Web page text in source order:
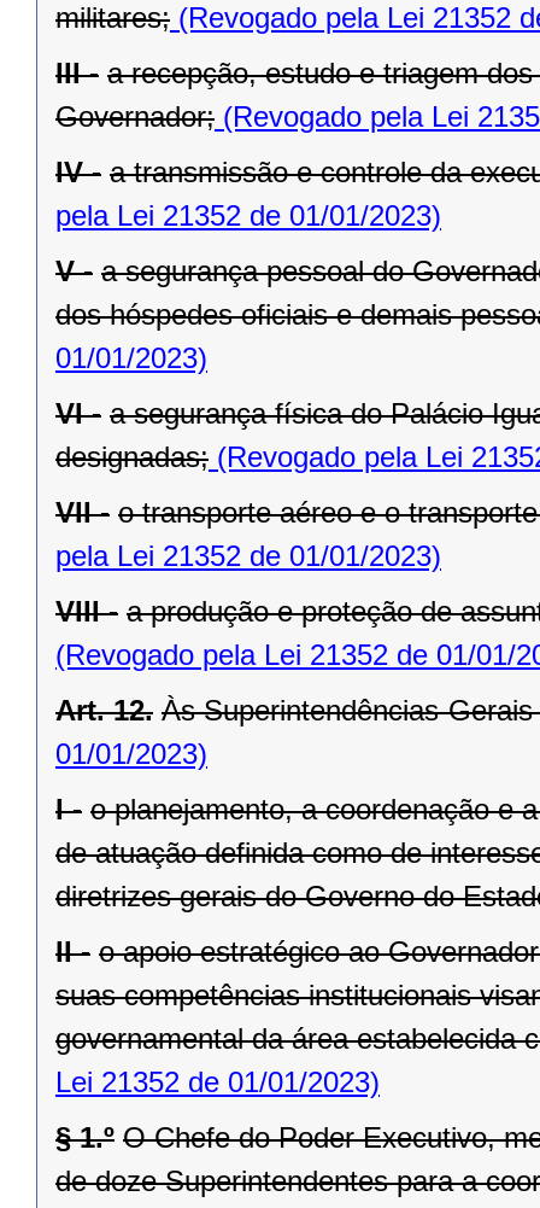
militares; (Revogado pela Lei 21352
III - a recepção, estudo e triagem
Governador; (Revogado pela Lei
IV - a transmissão e controle da
pela Lei 21352 de 01/01/2023)
V - a segurança pessoal do
dos hóspedes oficiais e demais
01/01/2023)
VI - a segurança física do Palácio
designadas; (Revogado pela Lei
VII - o transporte aéreo e o
pela Lei 21352 de 01/01/2023)
VIII - a produção e proteção de
(Revogado pela Lei 21352 de 01/01/
Art. 12. Às Superintendências-
01/01/2023)
I - o planejamento, a coordenação e
de atuação definida como de
diretrizes gerais do Governo do
II - o apoio estratégico ao
suas competências institucionais
governamental da área estabelecida
Lei 21352 de 01/01/2023)
§ 1.º O Chefe do Poder Executivo,
de doze Superintendentes para a